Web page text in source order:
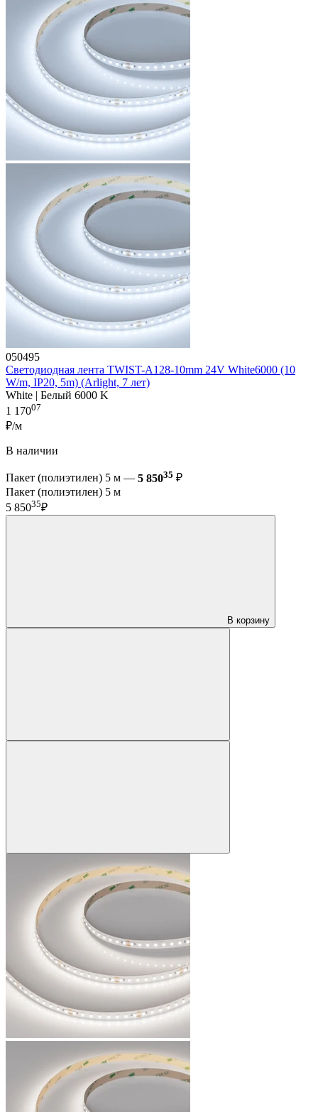
050495
Светодиодная лента TWIST-A128-10mm 24V White6000 (10
W/m, IP20, 5m) (Arlight, 7 лет)
White | Белый 6000 K
1 17007
₽/м
В наличии
Пакет (полиэтилен) 5 м — 5 85035 ₽
Пакет (полиэтилен) 5 м
5 85035₽
В корзину